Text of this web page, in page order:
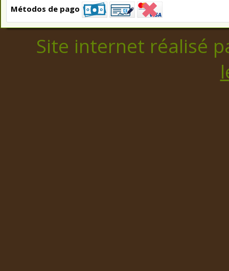
Métodos de pago
Site internet réalisé